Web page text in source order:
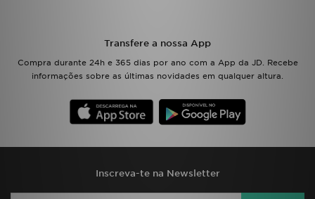
Transfere a nossa App
Compra durante 24h e 365 dias por ano com a App da JD. Recebe
informações sobre as últimas novidades em qualquer altura.
Inscreva-te na Newsletter